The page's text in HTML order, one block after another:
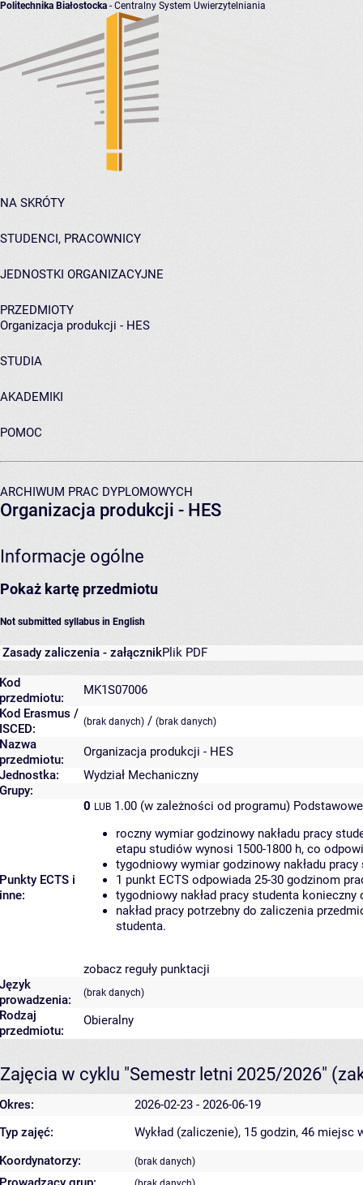
Politechnika Białostocka - Centralny System Uwierzytelniania
NA SKRÓTY
STUDENCI, PRACOWNICY
JEDNOSTKI ORGANIZACYJNE
PRZEDMIOTY
Organizacja produkcji - HES
STUDIA
AKADEMIKI
POMOC
ARCHIWUM PRAC DYPLOMOWYCH
Organizacja produkcji - HES
Informacje ogólne
Pokaż kartę przedmiotu
Not submitted syllabus in English
Zasady zaliczenia - załącznikPlik PDF
Kod
przedmiotu:
MK1S07006
Kod Erasmus /
ISCED:
(brak danych) / (brak danych)
Nazwa
przedmiotu:
Organizacja produkcji - HES
Jednostka:
Wydział Mechaniczny
Grupy:
Punkty ECTS i
inne:
0 LUB 1.00 (w zależności od programu)
roczny wymiar godzinowy nakładu pracy
etapu studiów wynosi 1500-1800 h, co
tygodniowy wymiar godzinowy nakładu
1 punkt ECTS odpowiada 25-30 godzinom
tygodniowy nakład pracy studenta
nakład pracy potrzebny do zaliczenia
studenta.
zobacz reguły punktacji
Język
prowadzenia:
(brak danych)
Rodzaj
przedmiotu:
Obieralny
Zajęcia w cyklu "Semestr letni 2025/2026"
Okres:
2026-02-23 - 2026-06-19
Typ zajęć:
Wykład (zaliczenie), 15 godzin, 46 miejsc
Koordynatorzy:
(brak danych)